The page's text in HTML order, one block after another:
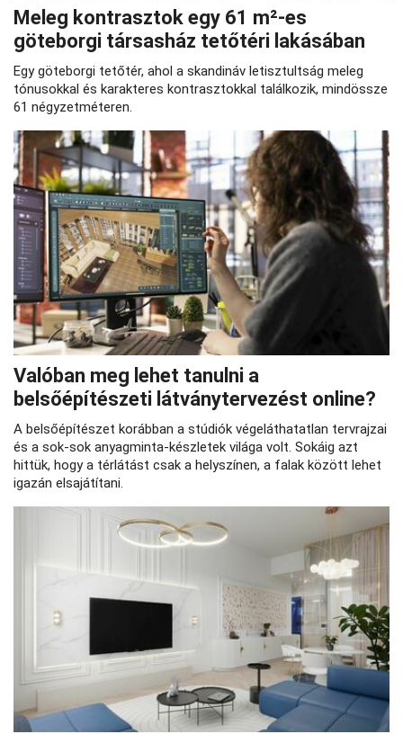
Meleg kontrasztok egy 61 m²-es
göteborgi társasház tetőtéri lakásában
Egy göteborgi tetőtér, ahol a skandináv letisztultság meleg
tónusokkal és karakteres kontrasztokkal találkozik, mindössze
61 négyzetméteren.
Valóban meg lehet tanulni a
belsőépítészeti látványtervezést online?
A belsőépítészet korábban a stúdiók végeláthatatlan tervrajzai
és a sok-sok anyagminta-készletek világa volt. Sokáig azt
hittük, hogy a térlátást csak a helyszínen, a falak között lehet
igazán elsajátítani.